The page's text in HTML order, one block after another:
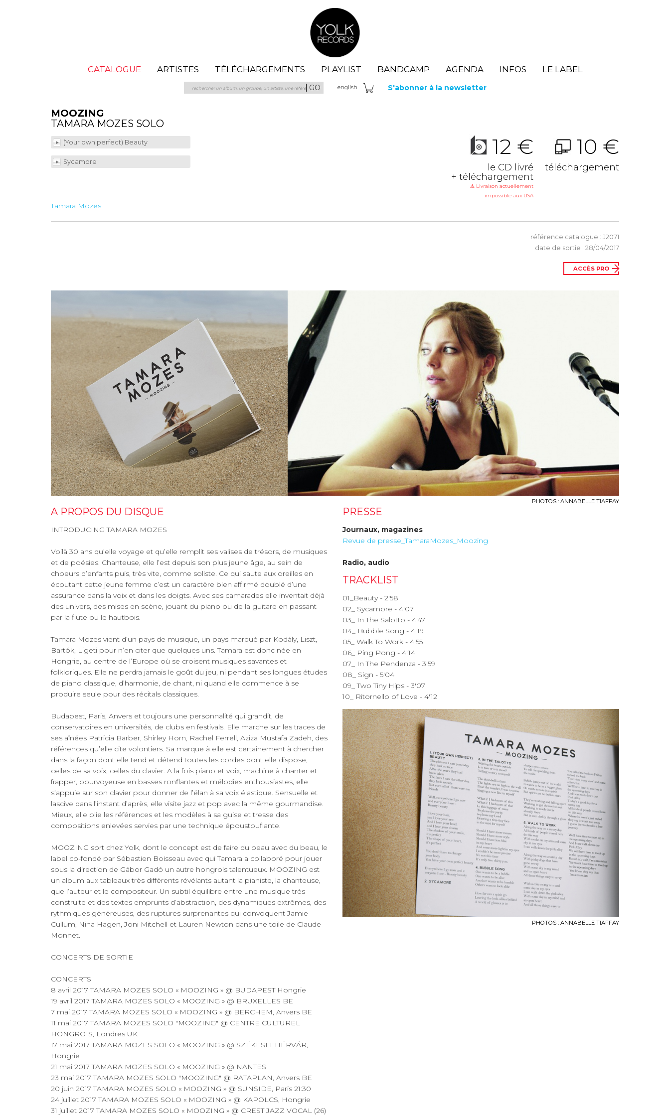
CATALOGUE ARTISTES TÉLÉCHARGEMENTS PLAYLIST BANDCAMP AGENDA INFOS LE LABEL
GO english S'abonner à la newsletter
MOOZING
TAMARA MOZES SOLO
(Your own perfect) Beauty
Sycamore
12 €
le CD livré
+ téléchargement
⚠ Livraison actuellement
impossible aux USA
10 €
téléchargement
Tamara Mozes
référence catalogue : J2071
date de sortie : 28/04/2017
ACCÈS PRO
PHOTOS : ANNABELLE TIAFFAY
A PROPOS DU DISQUE
INTRODUCING TAMARA MOZES
Voilà 30 ans qu’elle voyage et qu’elle remplit ses valises de trésors, de musiques
et de poésies. Chanteuse, elle l’est depuis son plus jeune âge, au sein de
choeurs d’enfants puis, très vite, comme soliste. Ce qui saute aux oreilles en
écoutant cette jeune femme c’est un caractère bien affirmé doublé d’une
assurance dans la voix et dans les doigts. Avec ses camarades elle inventait déjà
des univers, des mises en scène, jouant du piano ou de la guitare en passant
par la flute ou le hautbois.
Tamara Mozes vient d’un pays de musique, un pays marqué par Kodály, Liszt,
Bartók, Ligeti pour n’en citer que quelques uns. Tamara est donc née en
Hongrie, au centre de l’Europe où se croisent musiques savantes et
folkloriques. Elle ne perdra jamais le goût du jeu, ni pendant ses longues études
de piano classique, d’harmonie, de chant, ni quand elle commence à se
produire seule pour des récitals classiques.
Budapest, Paris, Anvers et toujours une personnalité qui grandit, de
conservatoires en universités, de clubs en festivals. Elle marche sur les traces de
ses aînées Patricia Barber, Shirley Horn, Rachel Ferrell, Aziza Mustafa Zadeh, des
références qu’elle cite volontiers. Sa marque à elle est certainement à chercher
dans la façon dont elle tend et détend toutes les cordes dont elle dispose,
celles de sa voix, celles du clavier. A la fois piano et voix, machine à chanter et
frapper, pourvoyeuse en basses ronflantes et mélodies enthousiastes, elle
s’appuie sur son clavier pour donner de l’élan à sa voix élastique. Sensuelle et
lascive dans l’instant d’après, elle visite jazz et pop avec la même gourmandise.
Mieux, elle plie les références et les modèles à sa guise et tresse des
compositions enlevées servies par une technique époustouflante.
MOOZING sort chez Yolk, dont le concept est de faire du beau avec du beau, le
label co-fondé par Sébastien Boisseau avec qui Tamara a collaboré pour jouer
sous la direction de Gábor Gadó un autre hongrois talentueux. MOOZING est
un album aux tableaux très différents révélants autant la pianiste, la chanteuse,
que l’auteur et le compositeur. Un subtil équilibre entre une musique très
construite et des textes emprunts d’abstraction, des dynamiques extrêmes, des
rythmiques généreuses, des ruptures surprenantes qui convoquent Jamie
Cullum, Nina Hagen, Joni Mitchell et Lauren Newton dans une toile de Claude
Monnet.
CONCERTS DE SORTIE
CONCERTS
8 avril 2017 TAMARA MOZES SOLO « MOOZING » @ BUDAPEST Hongrie
19 avril 2017 TAMARA MOZES SOLO « MOOZING » @ BRUXELLES BE
7 mai 2017 TAMARA MOZES SOLO « MOOZING » @ BERCHEM, Anvers BE
11 mai 2017 TAMARA MOZES SOLO "MOOZING" @ CENTRE CULTUREL
HONGROIS, Londres UK
17 mai 2017 TAMARA MOZES SOLO « MOOZING » @ SZÉKESFEHÉRVÁR,
Hongrie
21 mai 2017 TAMARA MOZES SOLO « MOOZING » @ NANTES
23 mai 2017 TAMARA MOZES SOLO "MOOZING" @ RATAPLAN, Anvers BE
20 juin 2017 TAMARA MOZES SOLO « MOOZING » @ SUNSIDE, Paris 21:30
24 juillet 2017 TAMARA MOZES SOLO « MOOZING » @ KAPOLCS, Hongrie
31 juillet 2017 TAMARA MOZES SOLO « MOOZING » @ CREST JAZZ VOCAL (26)
PRESSE
Journaux, magazines
Revue de presse_TamaraMozes_Moozing
Radio, audio
TRACKLIST
01_Beauty - 2'58
02_ Sycamore - 4'07
03_ In The Salotto - 4'47
04_ Bubble Song - 4'19
05_ Walk To Work - 4'55
06_ Ping Pong - 4'14
07_ In The Pendenza - 3'59
08_ Sign - 5'04
09_ Two Tiny Hips - 3'07
10_ Ritornello of Love - 4'12
PHOTOS : ANNABELLE TIAFFAY